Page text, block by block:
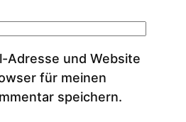
Adresse und Website
für meinen
speichern.